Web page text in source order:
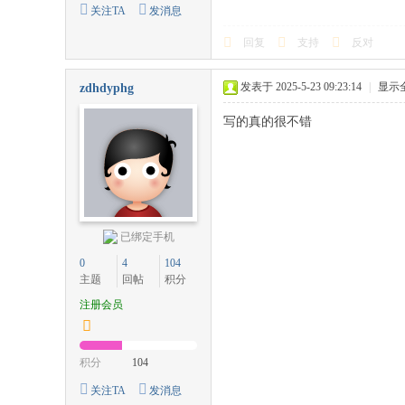
关注TA 发消息
回复 支持 反对
zdhdyphg
已绑定手机
0
主题
4
回帖
104
积分
注册会员
积分 104
关注TA 发消息
发表于 2025-5-23 09:23:14 显示
写的真的很不错